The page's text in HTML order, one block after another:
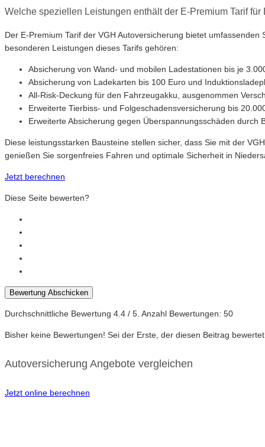
Welche speziellen Leistungen enthält der E-Premium Tarif
Der E-Premium Tarif der VGH Autoversicherung bietet
besonderen Leistungen dieses Tarifs gehören:
Absicherung von Wand- und mobilen Ladestationen bis je
Absicherung von Ladekarten bis 100 Euro und
All-Risk-Deckung für den Fahrzeugakku, ausgenommen
Erweiterte Tierbiss- und Folgeschadensversicherung bis
Erweiterte Absicherung gegen Überspannungsschäden durch
Diese leistungsstarken Bausteine stellen sicher, dass Sie mit der
genießen Sie sorgenfreies Fahren und optimale Sicherheit in
Jetzt berechnen
Diese Seite bewerten?
Bewertung Abschicken
Durchschnittliche Bewertung 4.4 / 5. Anzahl Bewertungen: 50
Bisher keine Bewertungen! Sei der Erste, der diesen Beitrag
Autoversicherung Angebote vergleichen
Jetzt online berechnen